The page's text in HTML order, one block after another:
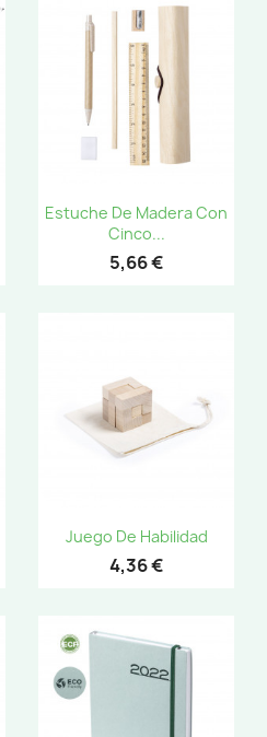
Estuche De Madera Con
Cinco...
5,66 €
Juego De Habilidad
4,36 €